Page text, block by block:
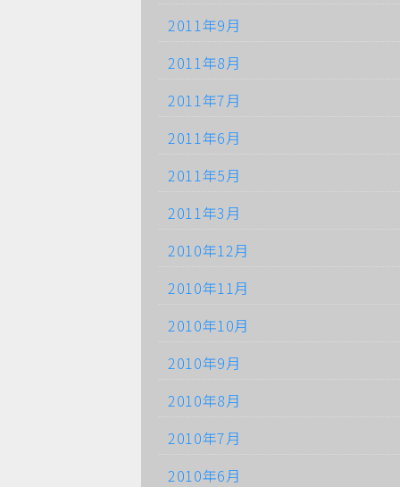
2011年9月
2011年8月
2011年7月
2011年6月
2011年5月
2011年3月
2010年12月
2010年11月
2010年10月
2010年9月
2010年8月
2010年7月
2010年6月